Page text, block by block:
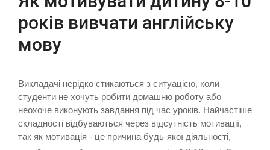
років вивчати англійську
мову
Викладачі нерідко стикаються з ситуацією, коли
студенти не хочуть робити домашню роботу або
неохоче виконують завдання під час уроків. Найчастіше
складності відбуваються через відсутність мотивації,
так як мотивація - це причина будь-якої діяльності,